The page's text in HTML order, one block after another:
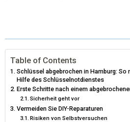
T
T
E
R
)
O
K
R
S
T
Table of Contents
Schlüssel abgebrochen in Hamburg: So
Hilfe des Schlüsselnotdienstes
Erste Schritte nach einem
Sicherheit geht vor
Vermeiden Sie DIY-Reparaturen
Risiken von Selbstversuchen